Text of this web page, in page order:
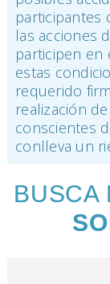
participantes
las acciones
participen en
estas
requerido
realización
conscientes
conlleva un
BUSCA